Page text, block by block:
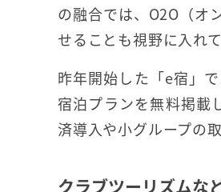
の融合では、O2O（オ
せることも視野に入れて
昨年開始した「e宿」
宿泊プランを無料掲載
済導入や小グループの
クラブツーリズムな